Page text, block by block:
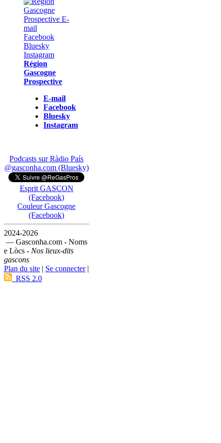
Région
Gascogne
Prospective
E-mail
Facebook
Bluesky
Instagram
Podcasts sur Ràdio País
@gasconha.com (Bluesky)
Esprit GASCON
(Facebook)
Couleur Gascogne
(Facebook)
2024-2026
— Gasconha.com - Noms
e Lòcs - Nos lieux-dits
gascons
Plan du site | Se connecter|
RSS 2.0